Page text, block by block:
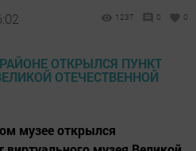
1237 0 0
музее открылся